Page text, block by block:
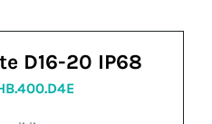
D16-20 IP68